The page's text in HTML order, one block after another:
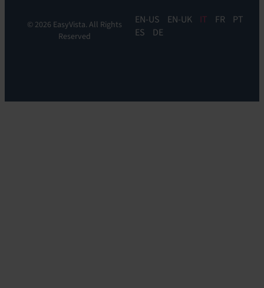
© 2026 EasyVista. All Rights
Reserved
EN EN-UK IT FR
PT
ES
DE